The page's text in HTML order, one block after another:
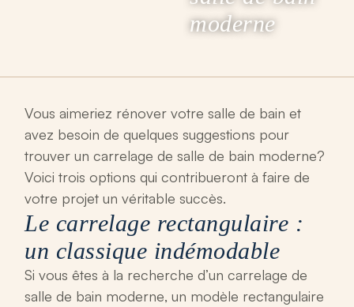
moderne
Vous aimeriez rénover votre salle de bain et
avez besoin de quelques suggestions pour
trouver un carrelage de salle de bain moderne?
Voici trois options qui contribueront à faire de
votre projet un véritable succès.
Le carrelage rectangulaire :
un classique indémodable
Si vous êtes à la recherche d’uncarrelage de
salle de bain moderne, un modèle rectangulaire